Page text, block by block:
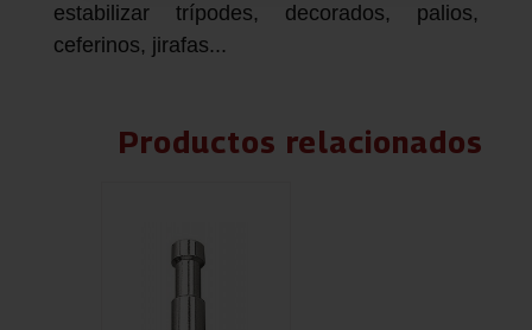
estabilizar trípodes, decorados, palios,
ceferinos, jirafas...
Productos relacionados